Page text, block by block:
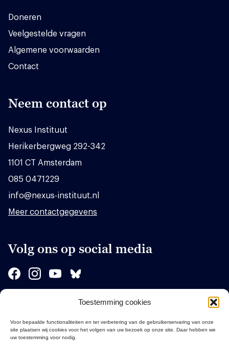
Toestemming cookies
Voor bepaalde functionaliteiten en ter verbetering van de gebruikerservaring van onze
site plaatsen wij cookies voor het volgen van uw bezoek op onze site. Daar hebben we
uw toestemming voor nodig.
Doneren
Veelgestelde vragen
Algemene voorwaarden
Contact
Neem contact op
Nexus Instituut
Herikerbergweg 292-342
1101 CT Amsterdam
085 0471229
info@nexus-instituut.nl
Meer contactgegevens
Volg ons op social media